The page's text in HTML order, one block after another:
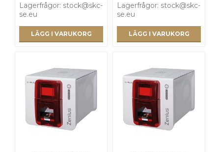
Lagerfrågor: stock@skc-
se.eu
LÄGG I VARUKORG
Lagerfrågor: stock@skc-
se.eu
LÄGG I VARUKORG